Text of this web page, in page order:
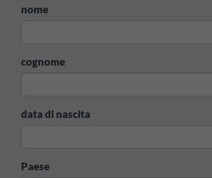
nome
cognome
data di nascita
Paese